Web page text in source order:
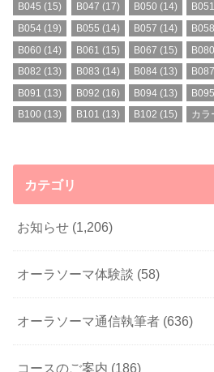
B045 (15) B047 (17) B050 (14) B051
B054 (19) B055 (14) B057 (14) B058
B060 (14) B061 (15) B067 (15) B080
B082 (13) B083 (14) B084(13) B087
B091 (13) B092 (16) B094(13) B095
B100 (13) B101 (13) B102 (15) カラ
カテゴリ
お知らせ (1,206)
オーラソーマ体験談 (58)
オーラソーマ通信執筆者 (636)
コースのご案内 (186)